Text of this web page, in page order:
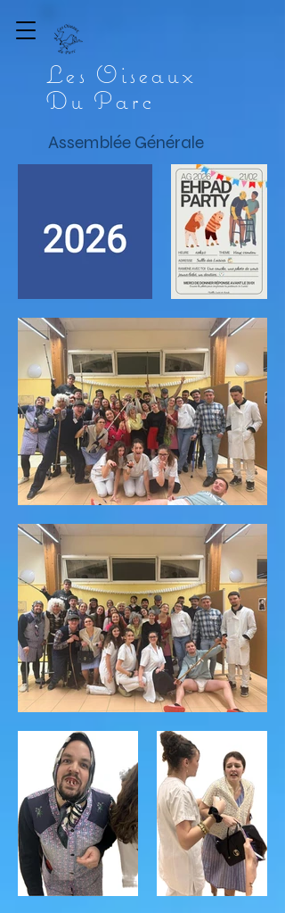
Les Oiseaux
Du Parc
Assemblée Générale